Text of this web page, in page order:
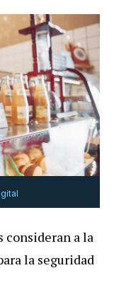
consideran a la
la seguridad